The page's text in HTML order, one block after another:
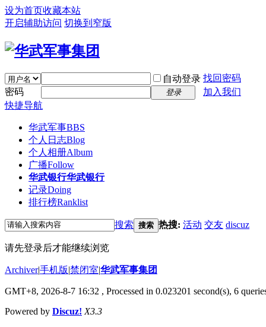
设为首页收藏本站
开启辅助访问 切换到窄版
自动登录 找回密码
密码
登录
加入我们
快捷导航
华武军事BBS
个人日志Blog
个人相册Album
广播Follow
华武银行华武银行
记录Doing
排行榜Ranklist
搜索 搜索 热搜: 活动 交友 discuz
请先登录后才能继续浏览
Archiver|手机版|禁闭室|华武军事集团
GMT+8, 2026-8-7 16:32 , Processed in 0.023201 second(s), 6
Powered by Discuz! X3.3